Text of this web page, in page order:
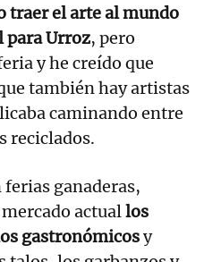
traer el arte al mundo
para Urroz, pero
y he creído que
también hay artistas
caminando entre
reciclados.
ferias ganaderas,
actuallos
gastronómicosy